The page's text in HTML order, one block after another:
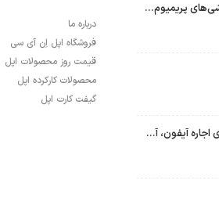
اپل با سهم ۶۵ درصدی همچنان فرمانروای بازار گوشی‌های پریمیوم جهان است
برنامه Apple Upgrade معرفی شد؛ شرایط اپل برای اجاره آیفون، آیپد، مک و اپل واچ
درباره ما
فروشگاه اپل اِن آی سی
قیمت روز محصولات اپل
محصولات کارکرده اپل
گیفت کارت اپل